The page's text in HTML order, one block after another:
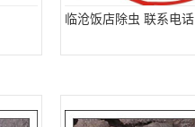
临沧饭店除虫 联系电话